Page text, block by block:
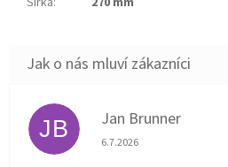
JB Jan Brunner
Hodnocení obchodu je 5
6.7.2026